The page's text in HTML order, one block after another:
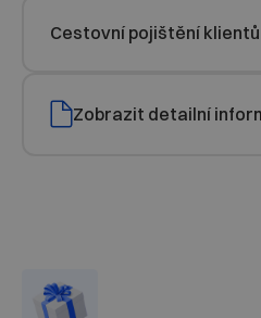
Cestovní pojištění klientů
Zobrazit detailní